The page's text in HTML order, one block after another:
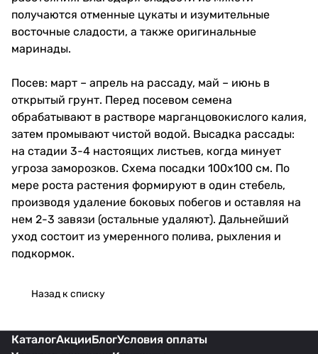
получаются отменные цукаты и изумительные
восточные сладости, а также оригинальные
маринады.
Посев: март – апрель на рассаду, май – июнь в
открытый грунт. Перед посевом семена
обрабатывают в растворе марганцовокислого калия,
затем промывают чистой водой. Высадка рассады:
на стадии 3-4 настоящих листьев, когда минует
угроза заморозков. Схема посадки 100х100 см. По
мере роста растения формируют в один стебель,
производя удаление боковых побегов и оставляя на
нем 2-3 завязи (остальные удаляют). Дальнейший
уход состоит из умеренного полива, рыхления и
подкормок.
Назад к списку
КаталогАкцииБлогУсловия оплаты